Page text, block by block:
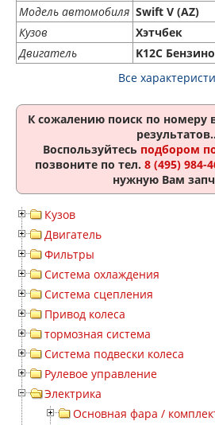
Модель автомобиля Swift V (AZ)
Кузов
Хэтчбек
Двигатель
K12C
Все
К сожалению поиск по номеру
Воспользуйтесь подбором
позвоните по тел. 8 (495) 984-
нужную Вам
Кузов
Двигатель
Фильтры
Система охлаждения
Система сцепления
Привод колеса
тормозная система
Система подвески колеса
Рулевое управление
Электрика
Основная фара /